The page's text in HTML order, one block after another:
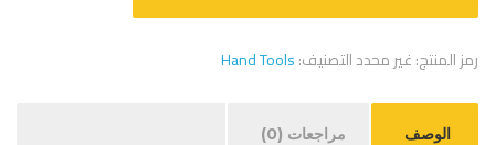
رمز المنتج:غير محددالتصنيف:Hand Tools
الوصف مراجعات (0)